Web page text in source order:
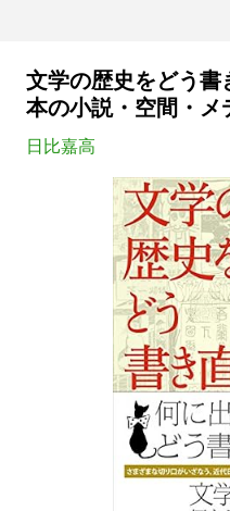
文学の歴史をどう書
本の小説・空間・メ
日比嘉高